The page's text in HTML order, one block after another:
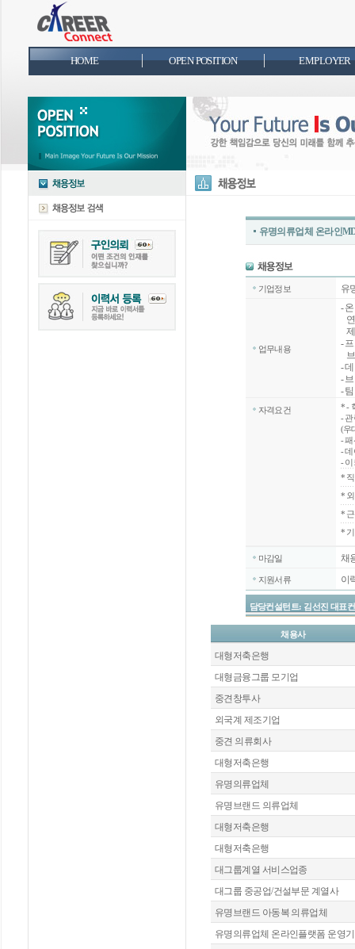
HOME OPEN POSITION EMPLOYER
유명의류업체 온라인
기업정보 유
업무내용
-
-
-
-
-
자격요건 *-
-
(우
-
-
-
*
*
*
*
마감일 채
지원서류 이
담당컨설턴트: 김선진 대표
채용사
대형저축은행
대형금융그룹 모기업
중견창투사
외국계 제조기업
중견 의류회사
대형저축은행
유명의류업체
유명브랜드 의류업체
대형저축은행
대형저축은행
대그룹계열 서비스업종
대그룹 중공업/건설부문 계열사
유명브랜드 아동복 의류업체
유명의류업체 온라인플랫폼 운영